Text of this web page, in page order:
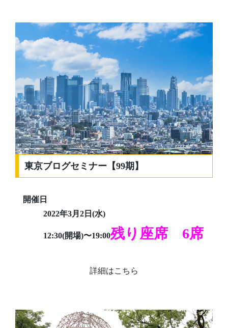
東京ブログセミナー【99期】
開催日
2022年3月2日(水)
12:30(開場)〜19:00残り座席 6席
詳細はこちら